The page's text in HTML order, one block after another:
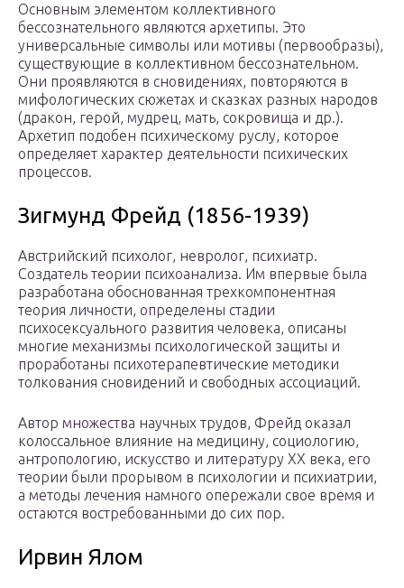
Основным элементом коллективного
бессознательного являются архетипы. Это
универсальные символы или мотивы (первообразы),
существующие в коллективном бессознательном.
Они проявляются в сновидениях, повторяются в
мифологических сюжетах и сказках разных народов
(дракон, герой, мудрец, мать, сокровища и др.).
Архетип подобен психическому руслу, которое
определяет характер деятельности психических
процессов.
Зигмунд Фрейд (1856-1939)
Австрийский психолог, невролог, психиатр.
Создатель теории психоанализа. Им впервые была
разработана обоснованная трехкомпонентная
теория личности, определены стадии
психосексуального развития человека, описаны
многие механизмы психологической защиты и
проработаны психотерапевтические методики
толкования сновидений и свободных ассоциаций.
Автор множества научных трудов, Фрейд оказал
колоссальное влияние на медицину, социологию,
антропологию, искусство и литературу ХХ века, его
теории были прорывом в психологии и психиатрии,
а методы лечения намного опережали свое время и
остаются востребованными до сих пор.
Ирвин Ялом